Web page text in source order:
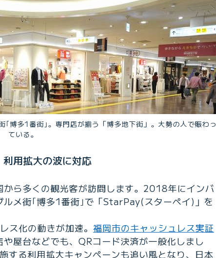
博多1番街｣。専門店が揃う「博多地下街」。大勢の人で賑わっ
ている。
用拡大の波に対応
ら多くの観光客が訪問します。2018年にインバ
メ街｢博多1番街｣で「StarPay(スターペイ)」を
ス化の動きが加速。 福岡市のキャッシュレス実証
屋台などでも、QRコード決済が一般化しまし
する利用拡大キャンペーンも追い風となり、日本